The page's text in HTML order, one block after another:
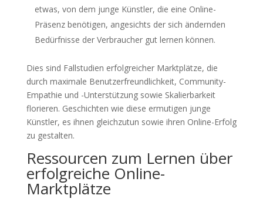
etwas, von dem junge Künstler, die eine Online-
Präsenz benötigen, angesichts der sich ändernden
Bedürfnisse der Verbraucher gut lernen können.
Dies sind Fallstudien erfolgreicher Marktplätze, die
durch maximale Benutzerfreundlichkeit, Community-
Empathie und -Unterstützung sowie Skalierbarkeit
florieren. Geschichten wie diese ermutigen junge
Künstler, es ihnen gleichzutun sowie ihren Online-Erfolg
zu gestalten.
Ressourcen zum Lernen über
erfolgreiche Online-
Marktplätze